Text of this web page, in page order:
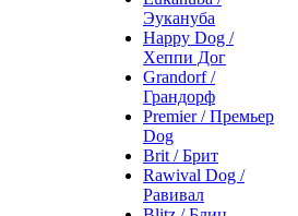
Эукануба
Happy Dog /
Хеппи Дог
Grandorf /
Грандорф
Premier / Премьер
Dog
Brit / Брит
Rawival Dog /
Равивал